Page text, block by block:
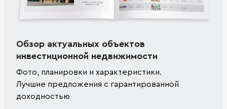
Обзор актуальных объектов
инвестиционной недвижимости
Фото, планировки и характеристики.
Лучшие предложения с гарантированной
доходностью